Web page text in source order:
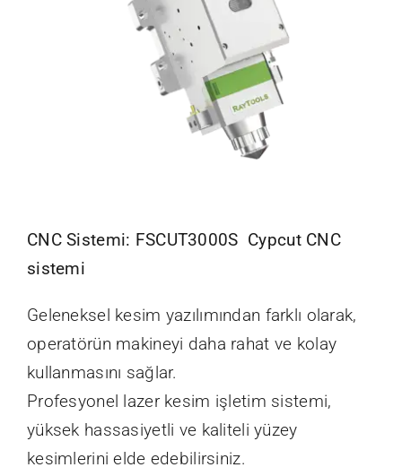
CNC Sistemi: FSCUT3000S Cypcut CNC
sistemi
Geleneksel kesim yazılımından farklı olarak,
operatörün makineyi daha rahat ve kolay
kullanmasını sağlar.
Profesyonel lazer kesim işletim sistemi,
yüksek hassasiyetli ve kaliteli yüzey
kesimlerini elde edebilirsiniz.